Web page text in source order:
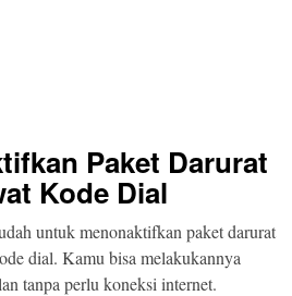
Paket Darurat
Kode Dial
untuk menonaktifkan paket darurat
dial. Kamu bisa melakukannya
tanpa perlu koneksi internet.